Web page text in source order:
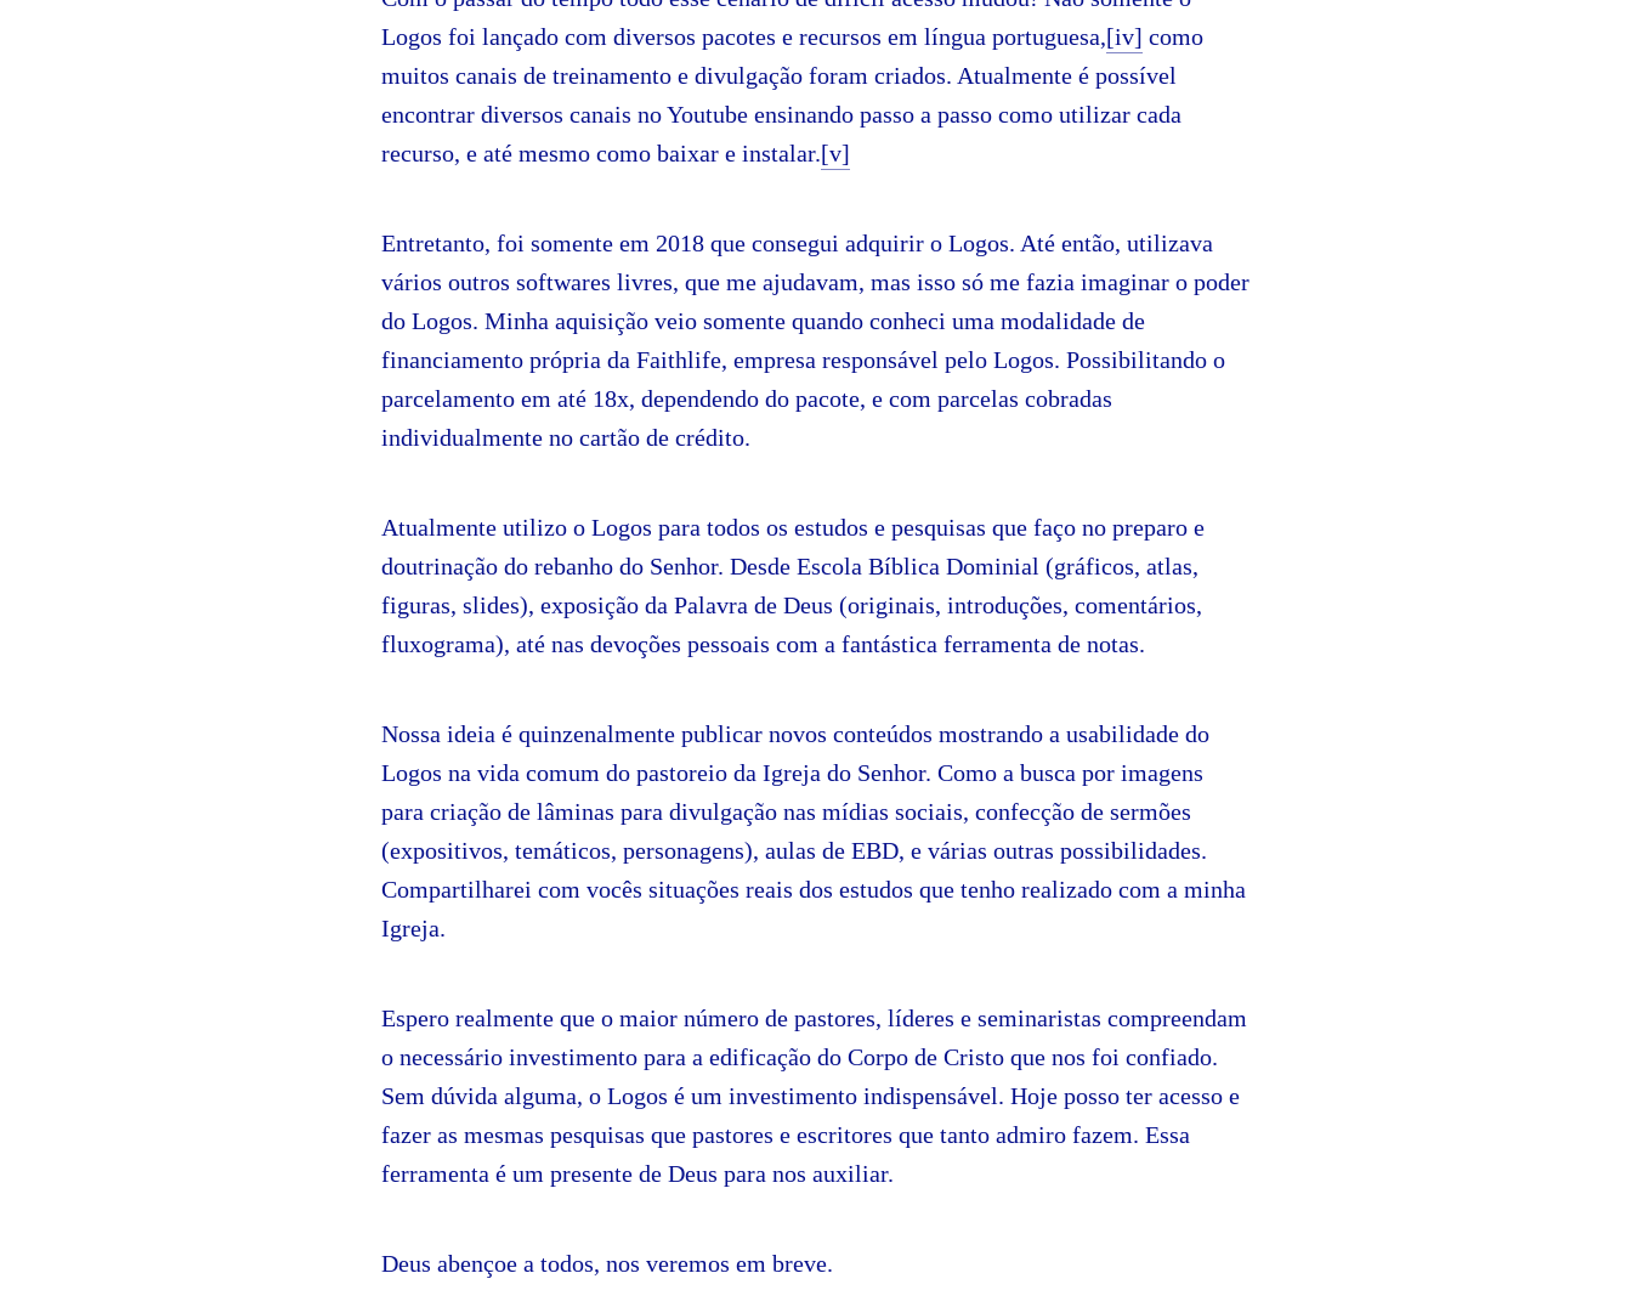
Logos foi lançado com diversos pacotes e recursos em língua portuguesa,[iv] como
muitos canais de treinamento e divulgação foram criados. Atualmente é possível
encontrar diversos canais no Youtube ensinando passo a passo como utilizar cada
recurso, e até mesmo como baixar e instalar.[v]
Entretanto, foi somente em 2018 que consegui adquirir o Logos. Até então, utilizava
vários outros softwares livres, que me ajudavam, mas isso só me fazia imaginar o poder
do Logos. Minha aquisição veio somente quando conheci uma modalidade de
financiamento própria da Faithlife, empresa responsável pelo Logos. Possibilitando o
parcelamento em até 18x, dependendo do pacote, e com parcelas cobradas
individualmente no cartão de crédito.
Atualmente utilizo o Logos para todos os estudos e pesquisas que faço no preparo e
doutrinação do rebanho do Senhor. Desde Escola Bíblica Dominial (gráficos, atlas,
figuras, slides), exposição da Palavra de Deus (originais, introduções, comentários,
fluxograma), até nas devoções pessoais com a fantástica ferramenta de notas.
Nossa ideia é quinzenalmente publicar novos conteúdos mostrando a usabilidade do
Logos na vida comum do pastoreio da Igreja do Senhor. Como a busca por imagens
para criação de lâminas para divulgação nas mídias sociais, confecção de sermões
(expositivos, temáticos, personagens), aulas de EBD, e várias outras possibilidades.
Compartilharei com vocês situações reais dos estudos que tenho realizado com a minha
Igreja.
Espero realmente que o maior número de pastores, líderes e seminaristas compreendam
o necessário investimento para a edificação do Corpo de Cristo que nos foi confiado.
Sem dúvida alguma, o Logos é um investimento indispensável. Hoje posso ter acesso e
fazer as mesmas pesquisas que pastores e escritores que tanto admiro fazem. Essa
ferramenta é um presente de Deus para nos auxiliar.
Deus abençoe a todos, nos veremos em breve.